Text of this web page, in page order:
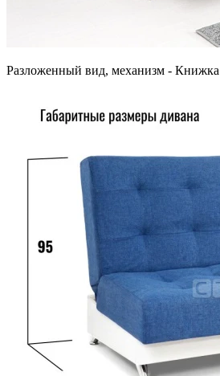
Разложенный вид, механизм - Книжка